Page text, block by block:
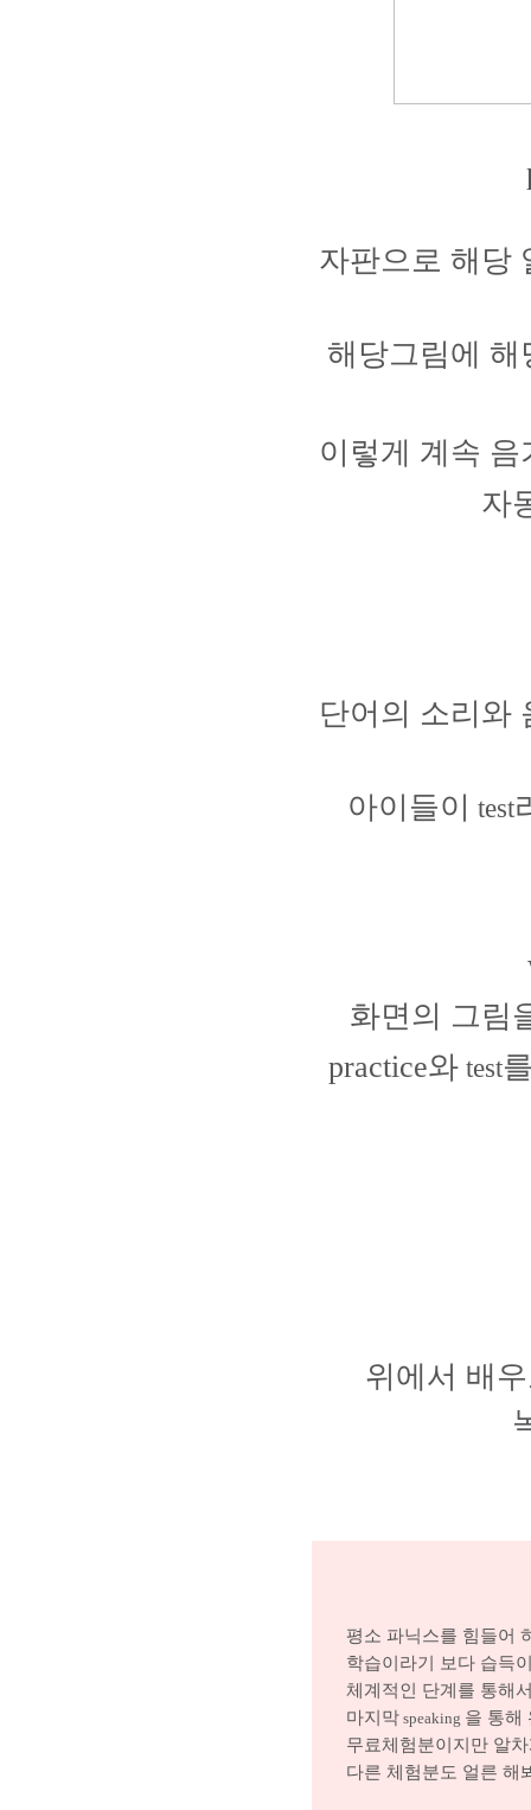
자판으로 해당
해당그림에
이렇게 계속
자
단어의 소리와
아이들이 test
화면의 그림
practice와test
위에서 배
평소 파닉스를 힘들어
학습이라기 보다 습득
체계적인 단계를 통해
마지막speaking 을 통해
무료체험분이지만 알
다른 체험분도 얼른 해